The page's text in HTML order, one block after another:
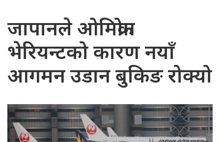
जापानले ओमिक्रोन
भेरियन्टको कारण नयाँ
आगमन उडान बुकिङ रोक्यो